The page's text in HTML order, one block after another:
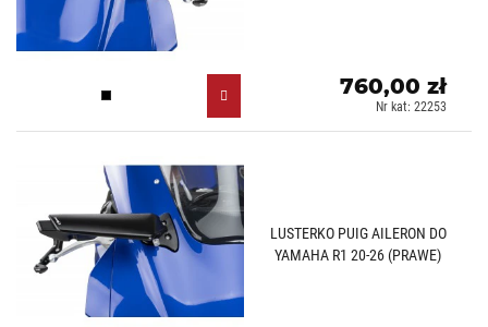
Czarny (N)
760,00 zł
Nr kat: 22253
LUSTERKO PUIG AILERON DO
YAMAHA R1 20-26 (PRAWE)